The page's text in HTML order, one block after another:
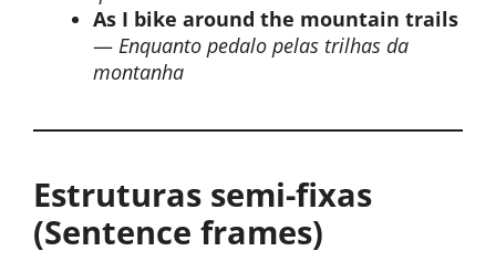
As I bike around the mountain trails
— Enquanto pedalo pelas trilhas da
montanha
Estruturas semi-fixas
(Sentence frames)